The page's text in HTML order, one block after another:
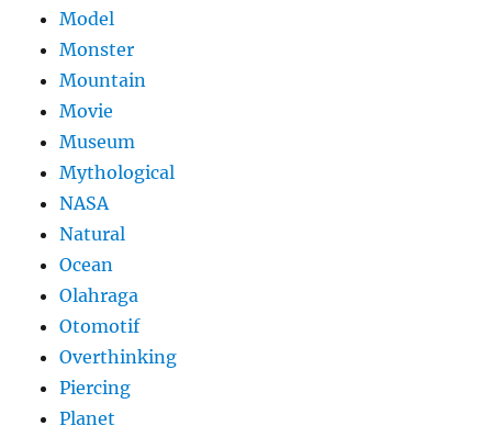
Model
Monster
Mountain
Movie
Museum
Mythological
NASA
Natural
Ocean
Olahraga
Otomotif
Overthinking
Piercing
Planet